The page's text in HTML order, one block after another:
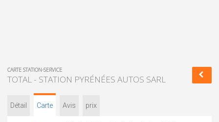
CARTE STATION-SERVICE
TOTAL - STATION PYRÉNÉES AUTOS SARL
Détail Carte Avis prix